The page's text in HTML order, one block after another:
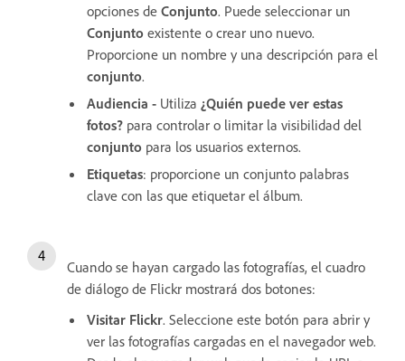
opciones de Conjunto. Puede seleccionar un
Conjunto existente o crear uno nuevo.
Proporcione un nombre y una descripción para el
conjunto.
Audiencia - Utiliza ¿Quién puede ver estas
fotos? para controlar o limitar la visibilidad del
conjunto para los usuarios externos.
Etiquetas: proporcione un conjunto palabras
clave con las que etiquetar el álbum.
Cuando se hayan cargado las fotografías, el cuadro
de diálogo de Flickr mostrará dos botones:
Visitar Flickr. Seleccione este botón para abrir y
ver las fotografías cargadas en el navegador web.